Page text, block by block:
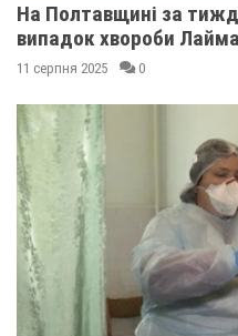
На Полтавщині за
випадок хвороби Лайма
11 серпня 2025 0